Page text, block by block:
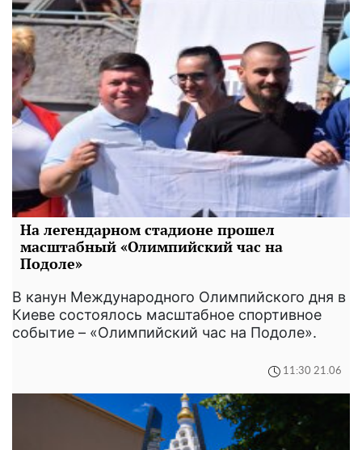
На легендарном стадионе прошел
масштабный «Олимпийский час на
Подоле»
В канун Международного Олимпийского дня в
Киеве состоялось масштабное спортивное
событие – «Олимпийский час на Подоле».
11:30 21.06